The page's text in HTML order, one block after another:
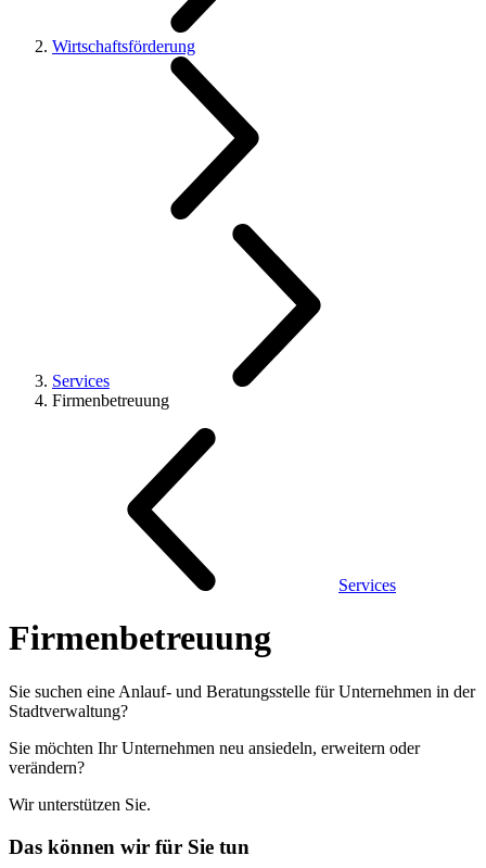
Wirtschaftsförderung
Services
Firmenbetreuung
Services
Firmenbetreuung
Sie suchen eine Anlauf- und Beratungsstelle für Unternehmen in der
Stadtverwaltung?
Sie möchten Ihr Unternehmen neu ansiedeln, erweitern oder
verändern?
Wir unterstützen Sie.
Das können wir für Sie tun